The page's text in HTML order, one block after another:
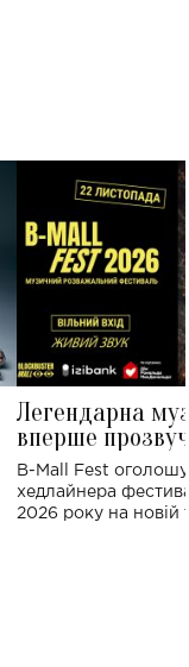
Легендарна
вперше
Україні: де
B-Mall Fest
хедлайнера
2026 року на новій